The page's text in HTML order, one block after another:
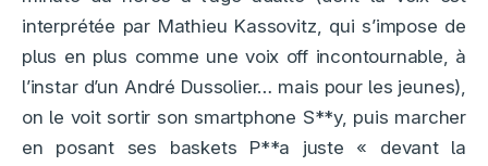
interprétée par Mathieu Kassovitz, qui s’impose de
plus en plus comme une voix off incontournable, à
l’instar d’un André Dussolier… mais pour les jeunes),
on le voit sortir son smartphone S**y, puis marcher
en posant ses baskets P**a juste « devant la